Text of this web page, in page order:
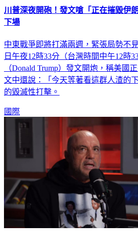
川普深夜開砲！發文嗆「正在摧毀伊
下場
中東戰爭即將打滿兩週，緊張局勢不
日午夜12時33分（台灣時間中午12時
（Donald Trump）發文開炮，稱美國
文中還說：「今天等著看這群人渣的
的毀滅性打擊。
國際